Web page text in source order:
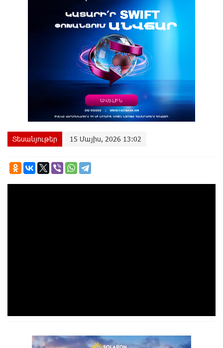
Տեսանյութեր 15 Մայիս, 2026 13:02